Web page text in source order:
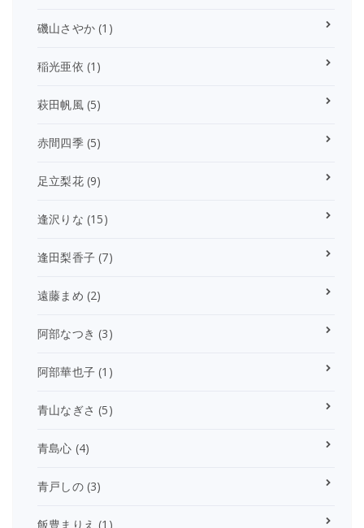
磯山さやか (1)
稲光亜依 (1)
萩田帆風(5)
赤間四季(5)
足立梨花(9)
逢沢りな (15)
逢田梨香子 (7)
遠藤まめ (2)
阿部なつき (3)
阿部華也子 (1)
青山なぎさ (5)
青島心 (4)
青戸しの(3)
飯豊まりえ (1)